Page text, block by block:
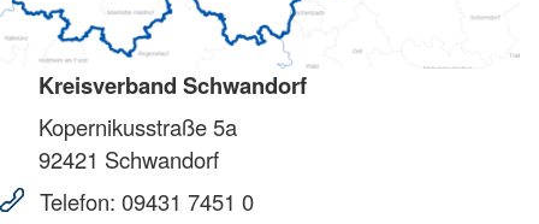
Kreisverband Schwandorf
Kopernikusstraße 5a
92421 Schwandorf
Telefon: 09431 7451 0